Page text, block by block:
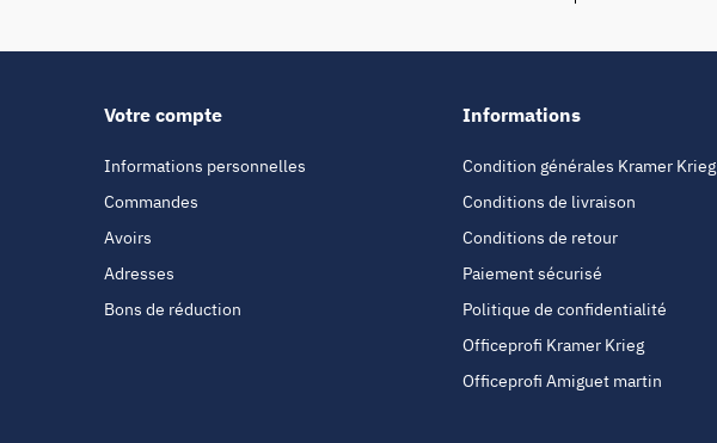
Votre compte
Informations personnelles
Commandes
Avoirs
Adresses
Bons de réduction
Informations
Condition générales Kramer Krieg
Conditions de livraison
Conditions de retour
Paiement sécurisé
Politique de confidentialité
Officeprofi Kramer Krieg
Officeprofi Amiguet martin